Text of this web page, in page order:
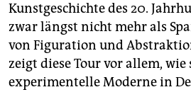
Kunstgeschichte des 20.
zwar längst nicht mehr als
von Figuration und
zeigt diese Tour vor allem, wie
experimentelle Moderne in